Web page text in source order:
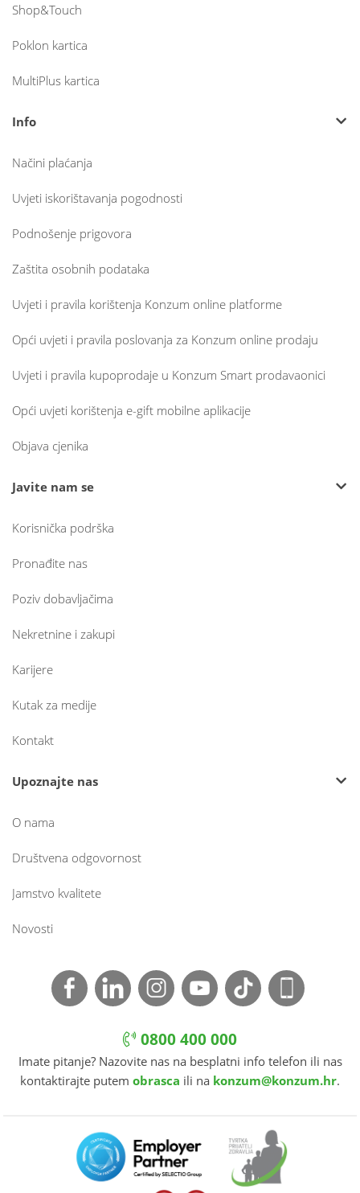
Shop&Touch
Poklon kartica
MultiPlus kartica
Info
Načini plaćanja
Uvjeti iskorištavanja pogodnosti
Podnošenje prigovora
Zaštita osobnih podataka
Uvjeti i pravila korištenja Konzum online platforme
Opći uvjeti i pravila poslovanja za Konzum online prodaju
Uvjeti i pravila kupoprodaje u Konzum Smart prodavaonici
Opći uvjeti korištenja e-gift mobilne aplikacije
Objava cjenika
Javite nam se
Korisnička podrška
Pronađite nas
Poziv dobavljačima
Nekretnine i zakupi
Karijere
Kutak za medije
Kontakt
Upoznajte nas
O nama
Društvena odgovornost
Jamstvo kvalitete
Novosti
0800 400 000
Imate pitanje? Nazovite nas na besplatni info telefon ili nas
kontaktirajte putem obrasca ili na konzum@konzum.hr.